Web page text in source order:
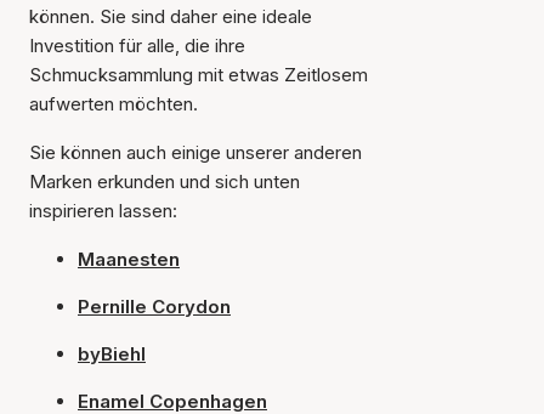
können. Sie sind daher eine ideale
Investition für alle, die ihre
Schmucksammlung mit etwas Zeitlosem
aufwerten möchten.
Sie können auch einige unserer anderen
Marken erkunden und sich unten
inspirieren lassen:
Maanesten
Pernille Corydon
byBiehl
Enamel Copenhagen